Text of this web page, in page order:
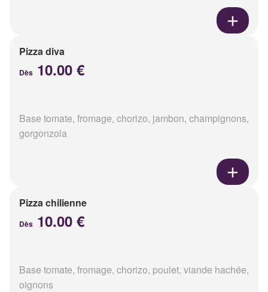
Pizza diva
Dès 10.00 €
Base tomate, fromage, chorizo, jambon, champignons,
gorgonzola
Pizza chilienne
Dès 10.00 €
Base tomate, fromage, chorizo, poulet, viande hachée,
oignons